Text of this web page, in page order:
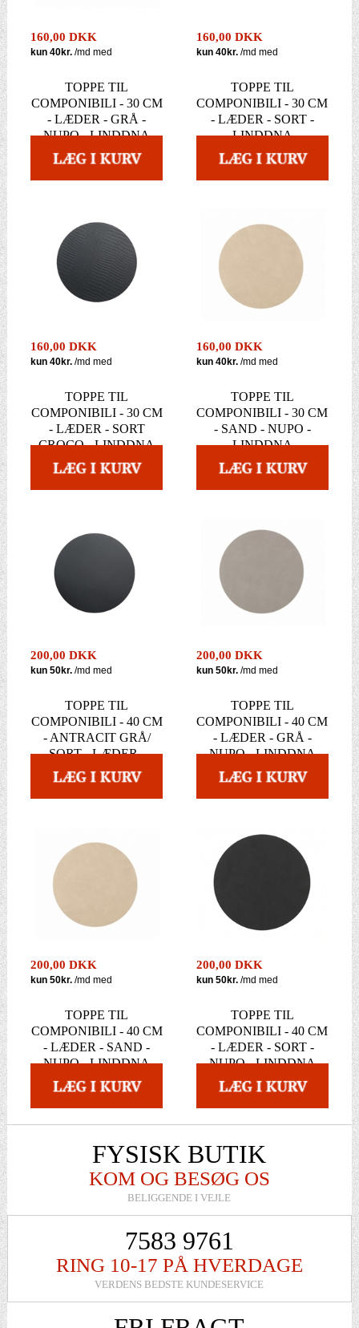
160,00 DKK
TOPPE TIL
COMPONIBILI - 30 CM
- LÆDER - GRÅ -
NUPO - LINDDNA
160,00 DKK
TOPPE TIL
COMPONIBILI - 30 CM
- LÆDER - SORT -
LINDDNA
160,00 DKK
TOPPE TIL
COMPONIBILI - 30 CM
- LÆDER - SORT
CROCO - LINDDNA
160,00 DKK
TOPPE TIL
COMPONIBILI - 30 CM
- SAND - NUPO -
LINDDNA
200,00 DKK
TOPPE TIL
COMPONIBILI - 40 CM
- ANTRACIT GRÅ/
SORT - LÆDER -
LINDDNA
200,00 DKK
TOPPE TIL
COMPONIBILI - 40 CM
- LÆDER - GRÅ -
NUPO - LINDDNA
200,00 DKK
TOPPE TIL
COMPONIBILI - 40 CM
- LÆDER - SAND -
NUPO - LINDDNA
200,00 DKK
TOPPE TIL
COMPONIBILI - 40 CM
- LÆDER - SORT -
NUPO - LINDDNA
FYSISK BUTIK
KOM OG BESØG OS
BELIGGENDE I VEJLE
7583 9761
RING 10-17 PÅ HVERDAGE
VERDENS BEDSTE KUNDESERVICE